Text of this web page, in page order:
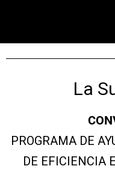
La
PROGRAMA DE
DE EFICIENCIA